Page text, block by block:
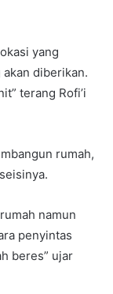
yang
diberikan.
terang Rofi’i
rumah,
namun
penyintas
beres” ujar